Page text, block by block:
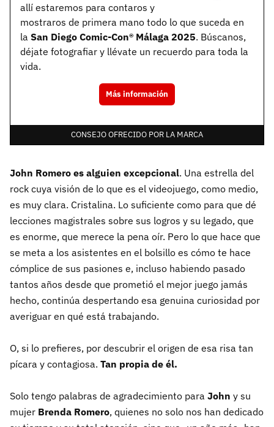
allí estaremos para contaros y
mostraros de primera mano todo lo que suceda en
la San Diego Comic-Con® Málaga 2025. Búscanos,
déjate fotografiar y llévate un recuerdo para toda la
vida.
Más información
CONSEJO OFRECIDO POR LA MARCA
John Romero es alguien excepcional. Una estrella del
rock cuya visión de lo que es el videojuego, como medio,
es muy clara. Cristalina. Lo suficiente como para que dé
lecciones magistrales sobre sus logros y su legado, que
es enorme, que merece la pena oír. Pero lo que hace que
se meta a los asistentes en el bolsillo es cómo te hace
cómplice de sus pasiones e, incluso habiendo pasado
tantos años desde que prometió el mejor juego jamás
hecho, continúa despertando esa genuina curiosidad por
averiguar en qué está trabajando.
O, si lo prefieres, por descubrir el origen de esa risa tan
pícara y contagiosa. Tan propia de él.
Solo tengo palabras de agradecimiento para John y su
mujer Brenda Romero, quienes no solo nos han dedicado